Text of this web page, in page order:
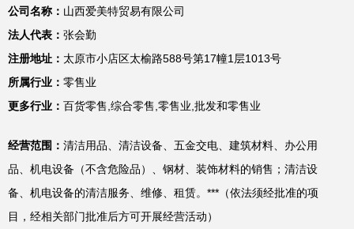
公司名称： 山西爱美特贸易有限公司
法人代表： 张会勤
注册地址： 太原市小店区太榆路588号第17幢1层1013号
所属行业： 零售业
更多行业： 百货零售,综合零售,零售业,批发和零售业
经营范围： 清洁用品、清洁设备、五金交电、建筑材料、办公用
品、机电设备（不含危险品）、钢材、装饰材料的销售；清洁设
备、机电设备的清洁服务、维修、租赁。***（依法须经批准的项
目，经相关部门批准后方可开展经营活动）